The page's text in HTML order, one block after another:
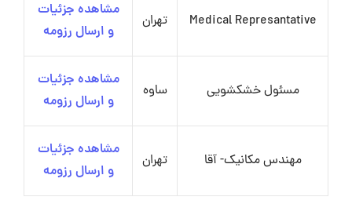
Medical Represantative تهران
مشاهده جزئیات
و ارسال رزومه
مسئول خشکشویی ساوه
مشاهده جزئیات
و ارسال رزومه
مهندس مکانیک- آقا تهران
مشاهده جزئیات
و ارسال رزومه